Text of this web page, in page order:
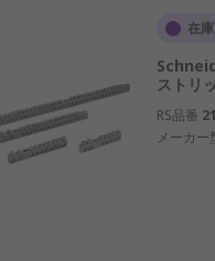
在
ストリ
RS品番
メーカー